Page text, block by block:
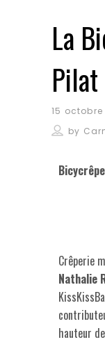
La
Pilat
15 octobre
by
Crêperie
Nathalie
hauteur